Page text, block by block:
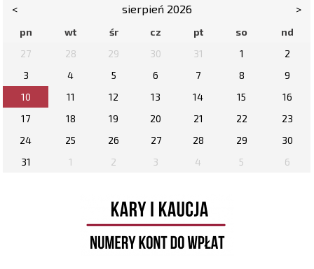
< sierpień 2026 >
pn wt śr cz pt so
nd
27
28 29 30 31 1
2
3
4 5 6 7 8
9
10
11 12 13 14 15
16
17
18 19 20 21 22
23
24
25 26 27 28 29
30
31
1 2 3 4 5 6